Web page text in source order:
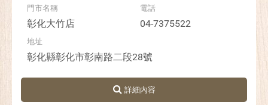
彰化大竹店 04-7375522
彰化縣彰化市彰南路二段28號